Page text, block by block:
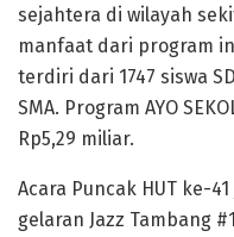
sejahtera di wilayah
manfaat dari program
terdiri dari 1747 siswa
SMA. Program AYO
Rp5,29 miliar.
Acara Puncak HUT ke-
gelaran Jazz Tambang